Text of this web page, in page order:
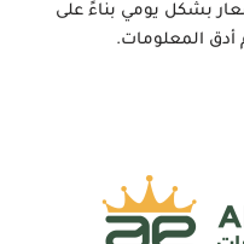
بشكل يومي بناءً على
أدق المعلومات.